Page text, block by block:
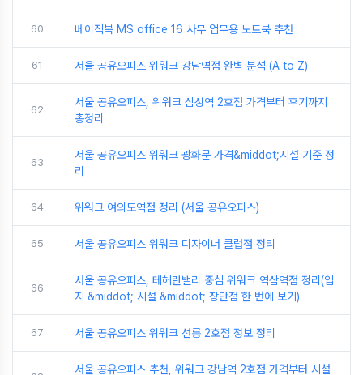
60 베이직북 MS office 16 사무 업무용 노트북 추천
61 서울 공유오피스 위워크 강남역점 완벽 분석 (A to Z)
62
서울 공유오피스, 위워크 삼성역 2호점 가격부터 후기까지
총정리
63
서울 공유오피스 위워크 광화문 가격&middot;시설 기준 정
리
64 위워크 여의도역점 정리 (서울 공유오피스)
65 서울 공유오피스 위워크 디자이너 클럽점 정리
66
서울 공유오피스, 테헤란밸리 중심 위워크 역삼역점 정리(입
지 &middot; 시설 &middot; 장단점 한 번에 보기)
67 서울 공유오피스 위워크 선릉 2호점 정보 정리
서울 공유오피스 추천, 위워크 강남역 2호점 가격부터 시설